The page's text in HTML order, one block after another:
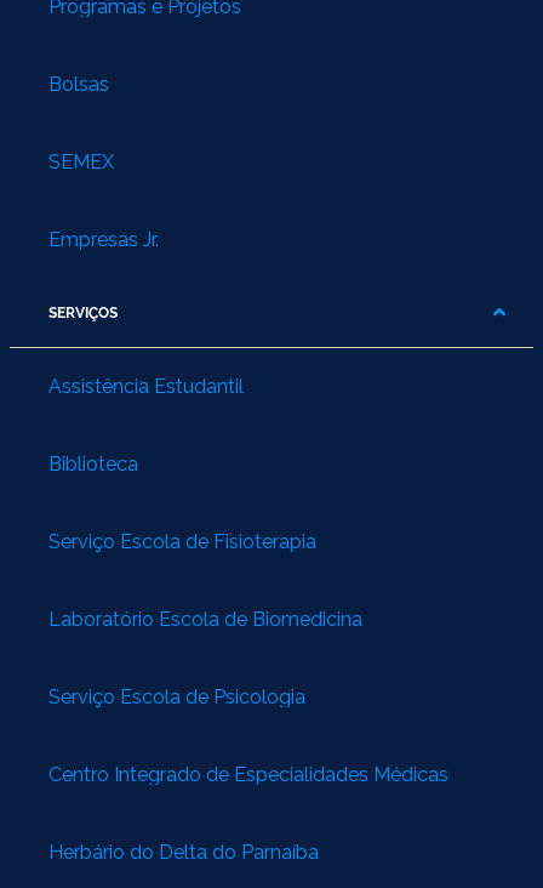
Programas e Projetos
Bolsas
SEMEX
Empresas Jr.
SERVIÇOS
Assistência Estudantil
Biblioteca
Serviço Escola de Fisioterapia
Laboratório Escola de Biomedicina
Serviço Escola de Psicologia
Centro Integrado de Especialidades Médicas
Herbário do Delta do Parnaíba